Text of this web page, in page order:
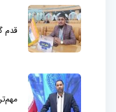
قدم